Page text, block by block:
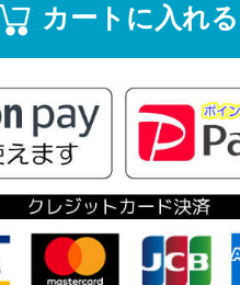
カートに入れる